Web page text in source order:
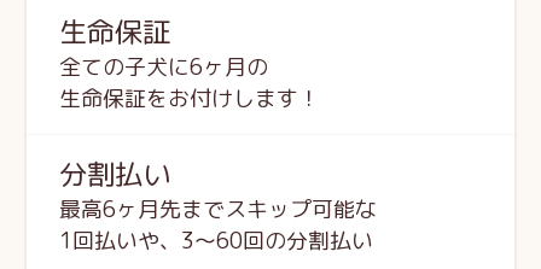
生命保証
全ての子犬に6ヶ月の
生命保証をお付けします！
分割払い
最高6ヶ月先までスキップ可能な
1回払いや、3～60回の分割払い